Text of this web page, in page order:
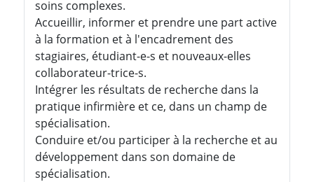
soins complexes.
Accueillir, informer et prendre une part active
à la formation et à l'encadrement des
stagiaires, étudiant-e-s et nouveaux-elles
collaborateur-trice-s.
Intégrer les résultats de recherche dans la
pratique infirmière et ce, dans un champ de
spécialisation.
Conduire et/ou participer à la recherche et au
développement dans son domaine de
spécialisation.